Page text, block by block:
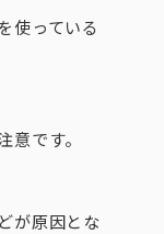
使っている
意です。
が原因とな